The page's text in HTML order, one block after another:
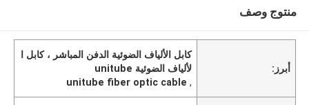
منتوج وصف
أبرز:
كابل الألياف الضوئية الدفن المباشر ، كابل ا
لألياف الضوئية unitube
,
unitube fiber optic cable